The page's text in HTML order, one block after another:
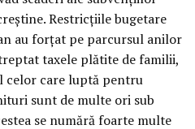
Restricțiile bugetare
au forțat pe parcursul anilor
taxele plătite de familii,
celor care luptă pentru
sunt de multe ori sub
se numără foarte multe